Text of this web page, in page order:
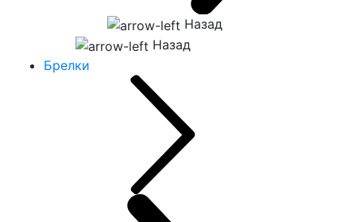
Назад
Назад
Брелки